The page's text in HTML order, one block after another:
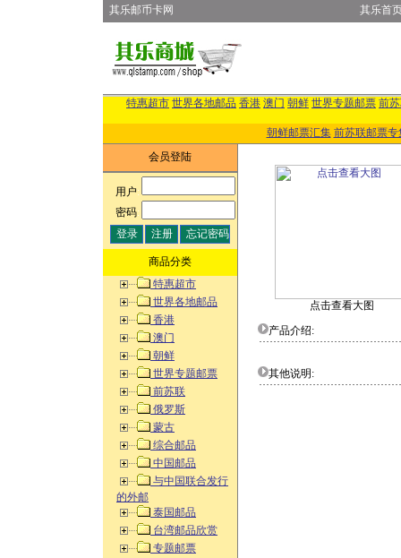
其乐邮币卡网 其乐首
特惠超市 世界各地邮品 香港 澳门 朝鲜 世界专题邮票 前
朝鲜邮票汇集 前苏联邮票专
会员登陆
用户:
密码:
商品分类
特惠超市
世界各地邮品
香港
澳门
朝鲜
世界专题邮票
前苏联
俄罗斯
蒙古
综合邮品
中国邮品
与中国联合发行
的外邮
泰国邮品
台湾邮品欣赏
专题邮票
点击查看大图
产品介绍:
其他说明: